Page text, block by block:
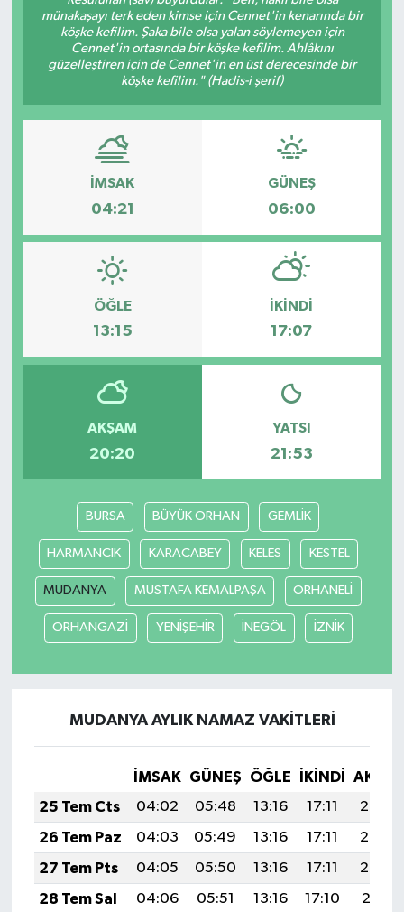
münakaşayı terk eden kimse için Cennet'in kenarında bir
köşke kefilim. Şaka bile olsa yalan söylemeyen için
Cennet'in ortasında bir köşke kefilim. Ahlâkını
güzelleştiren için de Cennet'in en üst derecesinde bir
köşke kefilim." (Hadis-i şerif)
İMSAK
04:21
GÜNEŞ
06:00
ÖĞLE
13:15
İKINDI
17:07
AKŞAM
20:20
YATSI
21:53
BURSA BÜYÜK ORHAN GEMLİK
HARMANCIK KARACABEY KELES KESTEL
MUDANYA MUSTAFA KEMALPAŞA ORHANELİ
ORHANGAZİ YENİŞEHİR İNEGÖL İZNİK
MUDANYA AYLIK NAMAZ VAKITLERI
İMSAK GÜNEŞ ÖĞLE İKINDI
25 Tem Cts
04:02 05:48 13:16 17:11
20:34
26 Tem Paz
04:03 05:49 13:16 17:11
20:33
27 Tem Pts
04:05 05:50 13:16 17:11
20:32
28 Tem Sal
04:06 05:51 13:16 17:10
20:31
Hakkari Haber
İLGİNÇ HABERLER
KADIN
MAGAZİN
MAKALE
POLİTİKA
REKLAM
SAĞLIK
SİYASET
TARİH
TEKNOLOJİ
YAŞAM